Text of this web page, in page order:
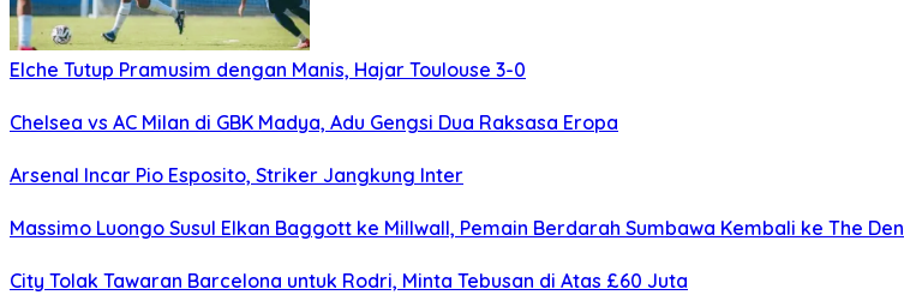
Elche Tutup Pramusim dengan Manis, Hajar Toulouse 3-0
Chelsea vs AC Milan di GBK Madya, Adu Gengsi Dua Raksasa Eropa
Arsenal Incar Pio Esposito, Striker Jangkung Inter
Massimo Luongo Susul Elkan Baggott ke Millwall, Pemain Berdarah Sumbawa Kembali ke The Den
City Tolak Tawaran Barcelona untuk Rodri, Minta Tebusan di Atas £60 Juta